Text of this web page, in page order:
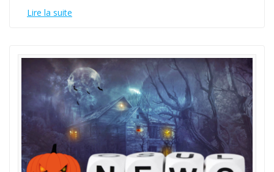
Lire la suite